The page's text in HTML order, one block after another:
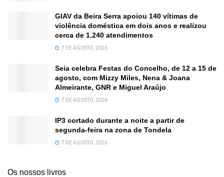
GIAV da Beira Serra apoiou 140 vítimas de
violência doméstica em dois anos e realizou
cerca de 1.240 atendimentos
7 DE AGOSTO, 2026
Seia celebra Festas do Concelho, de 12 a 15 de
agosto, com Mizzy Miles, Nena & Joana
Almeirante, GNR e Miguel Araújo
7 DE AGOSTO, 2026
IP3 cortado durante a noite a partir de
segunda-feira na zona de Tondela
7 DE AGOSTO, 2026
Os nossos livros